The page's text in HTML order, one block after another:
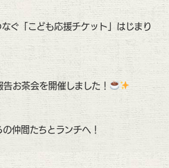
ぐ「こども応援チケット」はじまり
お茶会を開催しました！
仲間たちとランチへ！